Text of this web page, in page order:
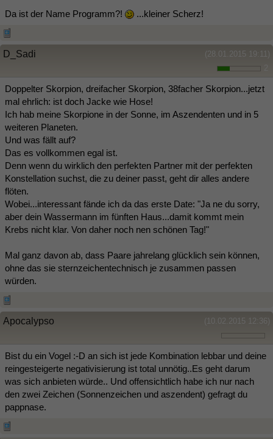
Da ist der Name Programm?! ...kleiner Scherz!
(28.01.2015 19:11)
D_Sadi
Doppelter Skorpion, dreifacher Skorpion, 38facher Skorpion...jetzt
mal ehrlich: ist doch Jacke wie Hose!
Ich hab meine Skorpione in der Sonne, im Aszendenten und in 5
weiteren Planeten.
Und was fällt auf?
Das es vollkommen egal ist.
Denn wenn du wirklich den perfekten Partner mit der perfekten
Konstellation suchst, die zu deiner passt, geht dir alles andere
flöten.
Wobei...interessant fände ich da das erste Date: "Ja ne du sorry,
aber dein Wassermann im fünften Haus...damit kommt mein
Krebs nicht klar. Von daher noch nen schönen Tag!"
Mal ganz davon ab, dass Paare jahrelang glücklich sein können,
ohne das sie sternzeichentechnisch je zusammen passen
würden.
(10.02.2015 12:36)
Apocalypso
Bist du ein Vogel :-D an sich ist jede Kombination lebbar und deine
reingesteigerte negativisierung ist total unnötig..Es geht darum
was sich anbieten würde.. Und offensichtlich habe ich nur nach
den zwei Zeichen (Sonnenzeichen und aszendent) gefragt du
pappnase.